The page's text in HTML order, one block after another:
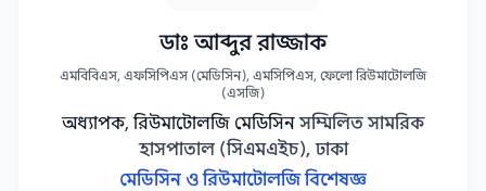
ডাঃ আব্দুর রাজ্জাক
এমবিবিএস, এফসিপিএস (মেডিসিন), এমসিপিএস, ফেলো রিউমাটোলজি
(এসজি)
অধ্যাপক, রিউমাটোলজি মেডিসিন সম্মিলিত সামরিক
হাসপাতাল (সিএমএইচ), ঢাকা
মেডিসিন ও রিউমাটোলজি বিশেষজ্ঞ